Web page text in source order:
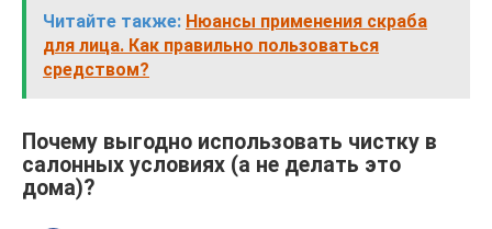
Читайте также: Нюансы применения скраба
для лица. Как правильно пользоваться
средством?
Почему выгодно использовать чистку в
салонных условиях (а не делать это
дома)?